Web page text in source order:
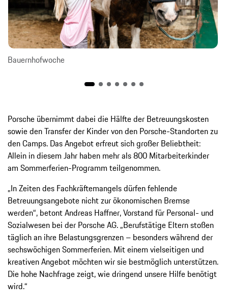
Bauernhofwoche
Porsche übernimmt dabei die Hälfte der Betreuungskosten
sowie den Transfer der Kinder von den Porsche-Standorten zu
den Camps. Das Angebot erfreut sich großer Beliebtheit:
Allein in diesem Jahr haben mehr als 800 Mitarbeiterkinder
am Sommerferien-Programm teilgenommen.
„In Zeiten des Fachkräftemangels dürfen fehlende
Betreuungsangebote nicht zur ökonomischen Bremse
werden“, betont Andreas Haffner, Vorstand für Personal- und
Sozialwesen bei der Porsche AG. „Berufstätige Eltern stoßen
täglich an ihre Belastungsgrenzen – besonders während der
sechswöchigen Sommerferien. Mit einem vielseitigen und
kreativen Angebot möchten wir sie bestmöglich unterstützen.
Die hohe Nachfrage zeigt, wie dringend unsere Hilfe benötigt
wird.“